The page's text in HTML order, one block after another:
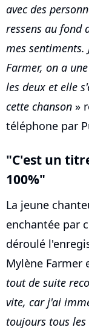
avec des
ressens au fond
mes sentiments.
Farmer, on a
les deux et elle
cette chanson »
téléphone par
"C'est un
100%"
La jeune
enchantée par
déroulé
Mylène Farmer
tout de suite
vite, car j'ai
toujours tous